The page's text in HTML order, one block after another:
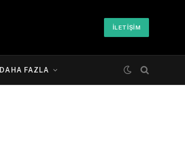
İLETIŞIM
DAHA FAZLA